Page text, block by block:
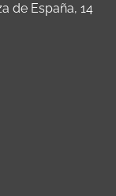
de España, 14